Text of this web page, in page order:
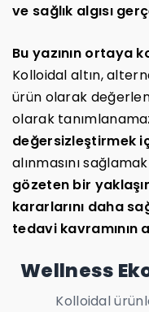
ve sağlık algısı
Bu yazının ortaya
Kolloidal altın,
ürün olarak
olarak
değersizleştirmek
alınmasını
gözeten bir
kararlarını daha
tedavi kavramının
Wellness
Kolloidal